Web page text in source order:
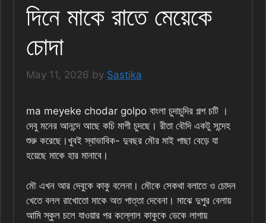
দিনে মাকে রাতে মেয়েকে
চোদা
May 11, 2026 by Sastika
ma meyeke chodar golpo বাংলা চুদাচুদির গল্প চটি ।
দেবু মনের আনন্দে আছে কচি মাগী চুদছে। রীতা বৌদি একটু সন্দেহ
শুরু করেছে।খুবই স্বাভাবিক- দুবছর মৌর মাই পাছা বেড়ে যা
হয়েছে মাকে হার মানাবে।
মৌ এখন আর দেবুকে কাকু বলেনা। মৌকে সেকথা বলাতে ও চোদন
খেতে বলল রাখোতো মাকে অত পাত্তা দেবেনা। মাঝে দুপুর বেলায়
আমি স্কুল চলে যাওয়ার পর কল্লোল কাকুকে ডেকে লাগায়